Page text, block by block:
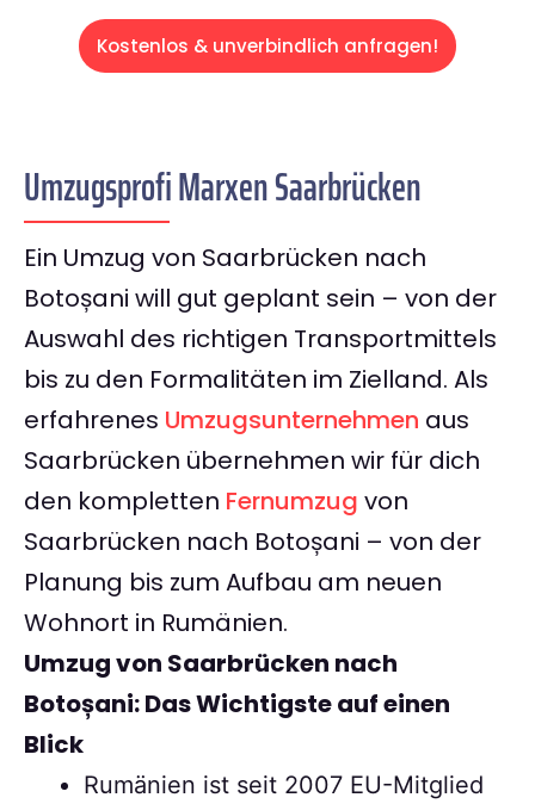
Kostenlos & unverbindlich anfragen!
Umzugsprofi Marxen Saarbrücken
Ein Umzug von Saarbrücken nach
Botoșani will gut geplant sein – von der
Auswahl des richtigen Transportmittels
bis zu den Formalitäten im Zielland. Als
erfahrenes Umzugsunternehmen aus
Saarbrücken übernehmen wir für dich
den kompletten Fernumzug von
Saarbrücken nach Botoșani – von der
Planung bis zum Aufbau am neuen
Wohnort in Rumänien.
Umzug von Saarbrücken nach
Botoșani: Das Wichtigste auf einen
Blick
Rumänien ist seit 2007 EU-Mitglied